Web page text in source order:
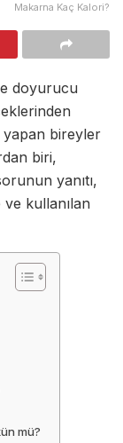
Makarna Kaç Kalori?
doyurucu
yapan bireyler
biri,
yanıtı,
kullanılan
mü?